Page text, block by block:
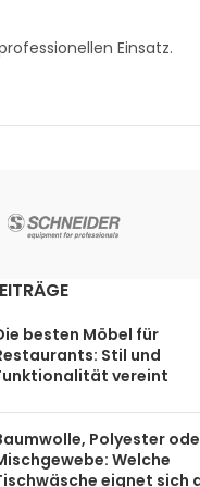
Einsatz.
besten Möbel für
Stil und
vereint
Polyester
Welche
eignet sich